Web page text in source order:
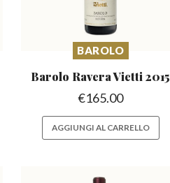
BAROLO
Barolo RaveraVietti 2015
€165.00
AGGIUNGI AL CARRELLO